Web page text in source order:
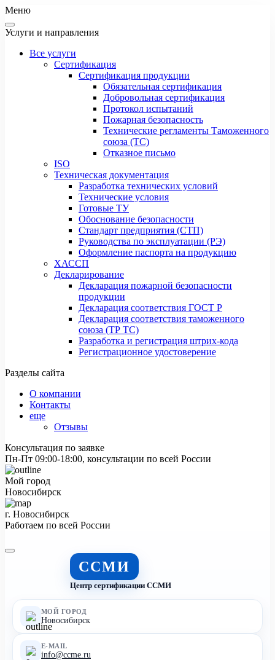
Меню
Услуги и направления
Все услуги
Сертификация
Сертификация продукции
Обязательная сертификация
Добровольная сертификация
Протокол испытаний
Пожарная безопасность
Технические регламенты Таможенного
союза (ТС)
Отказное письмо
ISO
Техническая документация
Разработка технических условий
Технические условия
Готовые ТУ
Обоснование безопасности
Стандарт предприятия (СТП)
Руководства по эксплуатации (РЭ)
Оформление паспорта на продукцию
ХАССП
Декларирование
Декларация пожарной безопасности
продукции
Декларация соответствия ГОСТ Р
Декларация соответствия таможенного
союза (ТР ТС)
Разработка и регистрация штрих-кода
Регистрационное удостоверение
Разделы сайта
О компании
Контакты
еще
Отзывы
Консультация по заявке
Пн-Пт 09:00-18:00, консультации по всей России
Мой город
Новосибирск
г. Новосибирск
Работаем по всей России
ССМИ
Центр сертификации ССМИ
МОЙ ГОРОД
Новосибирск
E-MAIL
info@ccme.ru